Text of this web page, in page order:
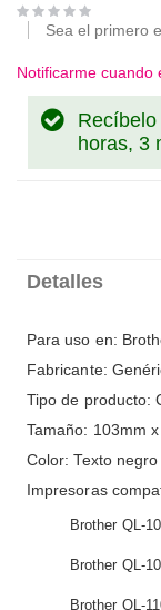
Sea el primero
Notificarme cuando
horas, 3
Detalles
Para uso en:
Fabricante:
Tipo de producto:
Tamaño: 103mm
Color: Texto
Impresoras
Brother QL-
Brother QL-
Brother QL-